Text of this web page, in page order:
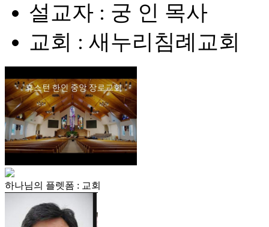
설교자 : 궁 인 목사
교회 : 새누리침례교회
하나님의 플렛폼 : 교회